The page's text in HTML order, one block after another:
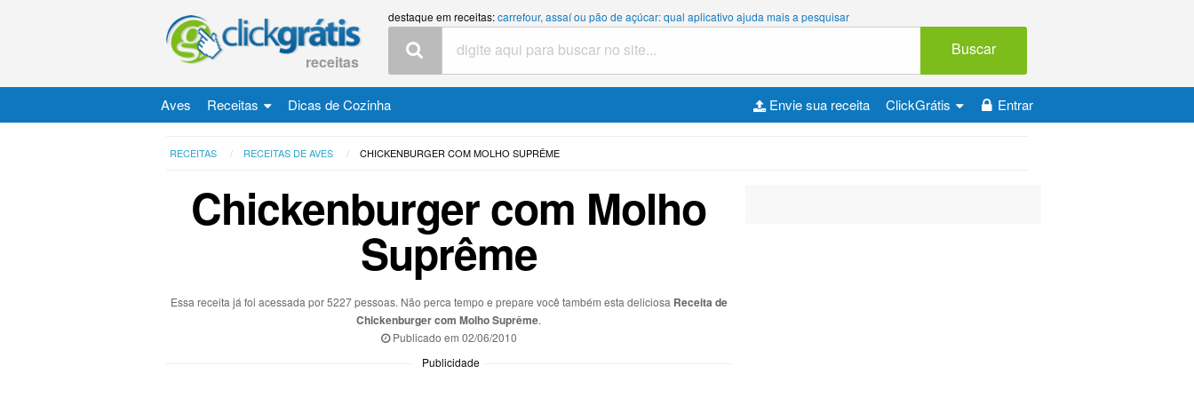
receitas
destaque em receitas:carrefour, assaí ou pão de açúcar: qual aplicativo ajuda mais a pesquisar
Buscar
Aves Receitas Dicas de Cozinha Entrar
ClickGrátis
Envie sua receita
RECEITAS RECEITAS DE AVES CHICKENBURGER COM MOLHO SUPRÊME
Chickenburger com Molho
Suprême
Essa receita já foi acessada por 5227 pessoas. Não perca tempo e prepare você também esta deliciosa Receita de
Chickenburger com Molho Suprême.
Publicado em 02/06/2010
Publicidade